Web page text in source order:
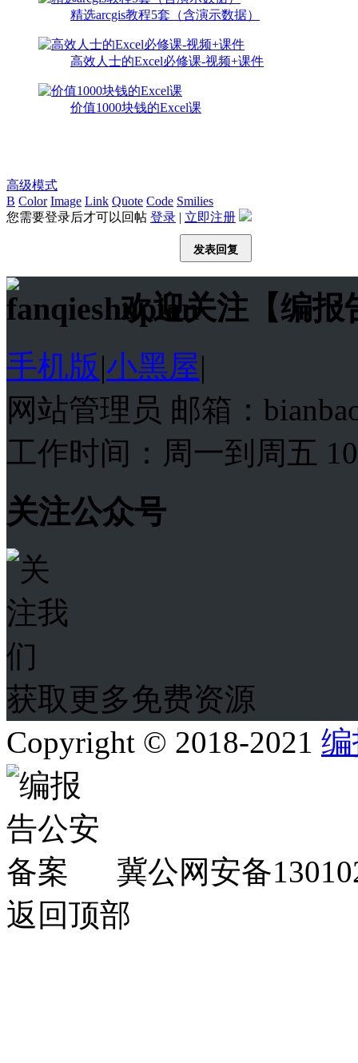
精选arcgis教程5套（含演示数据）
高效人士的Excel必修课-视频+课件
价值1000块钱的Excel课
高级模式
B Color Image Link Quote Code Smilies
您需要登录后才可以回帖 登录 | 立即注册
发表回复
欢迎关注【编报
手机版|小黑屋|
网站管理员 邮箱：
工作时间：周一到周五
关注公众号
获取更多免费资源
Copyright © 2018-2021
冀公网安备
返回顶部